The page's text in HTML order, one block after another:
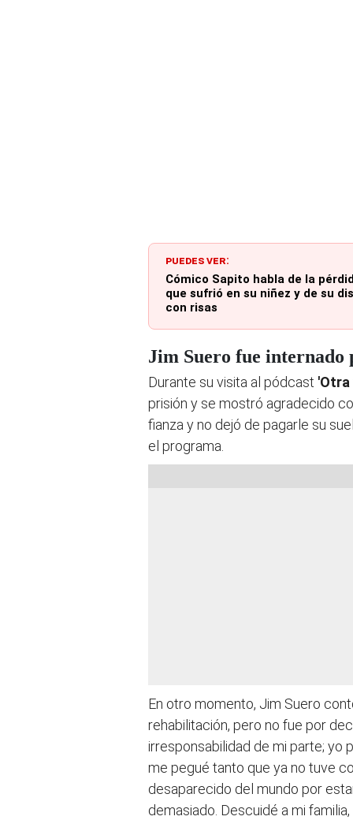
PUEDES VER:
Cómico Sapito habla de la
que sufrió en su niñez y de su
con risas
Jim Suero fue internado
Durante su visita al pódcast 'Otra
prisión y se mostró agradecido
fianza y no dejó de pagarle su
el programa.
En otro momento, Jim Suero
rehabilitación, pero no fue por
irresponsabilidad de mi parte; yo
me pegué tanto que ya no tuve
desaparecido del mundo por
demasiado. Descuidé a mi